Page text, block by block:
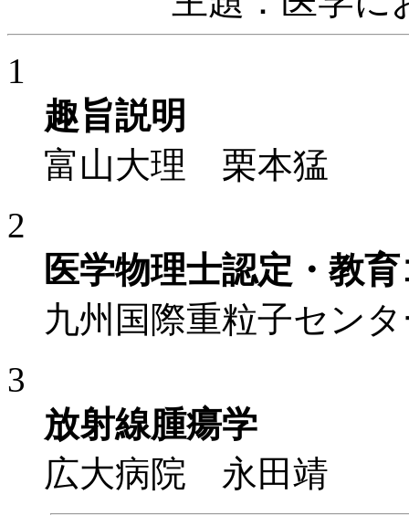
1
趣旨説明
富山大理 栗本猛
2
医学物理士認定・教
九州国際重粒子セン
3
放射線腫瘍学
広大病院 永田靖